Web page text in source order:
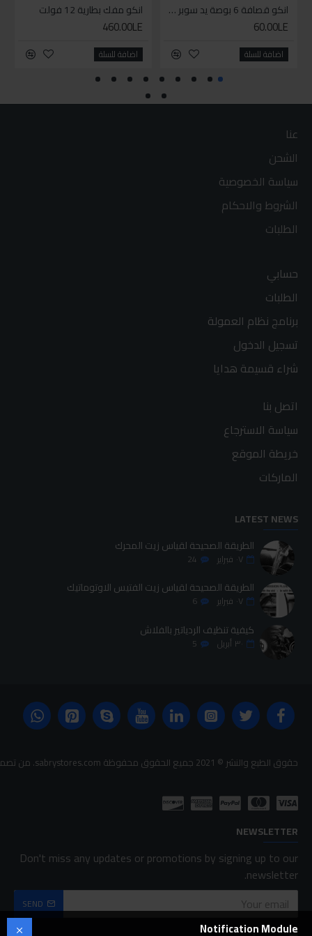
انكو قصافة 6 بوصة يد سوبر وان
60.00LE
اضافة للسلة
انكو مفك بطارية 12 فولت
460.00LE
اضافة للسلة
عنا
الشحن
سياسة الخصوصية
الشروط والاحكام
الطلبات
حسابي
الطلبات
برنامج نظام العمولة
تسجيل الدخول
شراء قسيمة هدايا
اتصل بنا
سياسة الاسترجاع
خريطة الموقع
الماركات
LATEST NEWS
الطريقة الصحيحة لقياس زيت المحرك
٠٧ فبراير 24
الطريقة الصحيحة لقياس زيت الفتيس الاوتوماتيك
٠٧ فبراير 6
كيفية تنظيف الردياتير بالفلاش
٣٠ أبريل 5
حقوق الطبع والنشر © 2021 جميع الحقوق محفوظة sabrystores.com. من تصميم-
NEWSLETTER
Don't miss any updates or promotions by signing up to our
newsletter.
SEND
Notification Module